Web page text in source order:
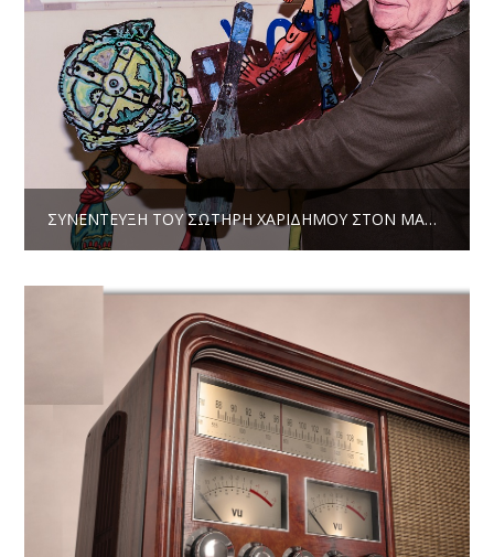
ΣΥΝΈΝΤΕΥΞΗ ΤΟΥ ΣΩΤΉΡΗ ΧΑΡΊΔΗΜΟΥ ΣΤΟΝ ΜΑΝΔΡΑΓΌΡΑ 23MG